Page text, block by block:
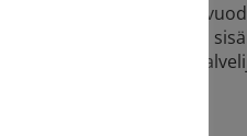
ja 2–10
kustannuksia lainasi
Myös taitavat